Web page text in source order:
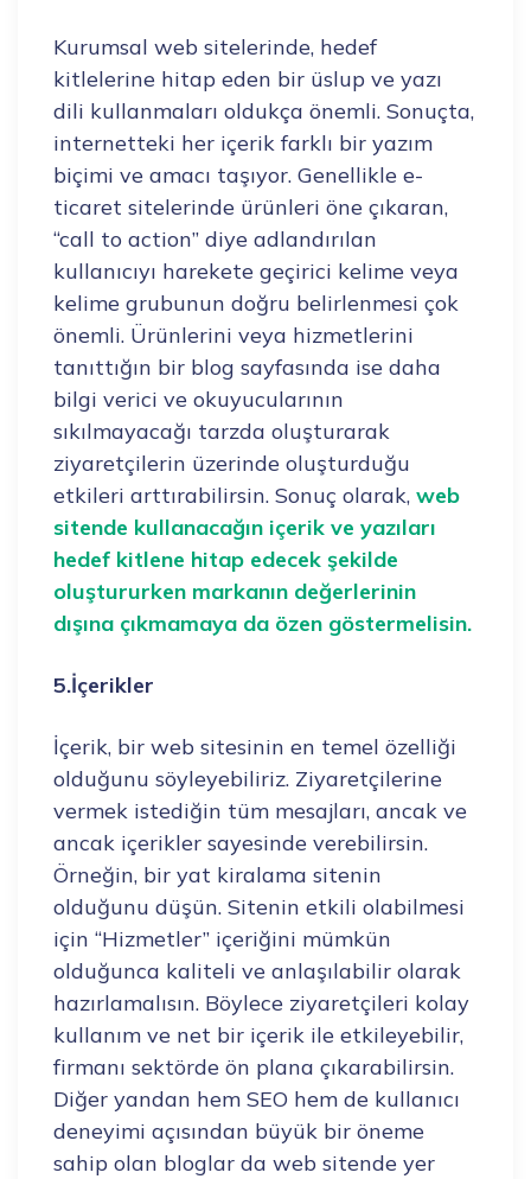
Kurumsal web sitelerinde, hedef
kitlelerine hitap eden bir üslup ve yazı
dili kullanmaları oldukça önemli. Sonuçta,
internetteki her içerik farklı bir yazım
biçimi ve amacı taşıyor. Genellikle e-
ticaret sitelerinde ürünleri öne çıkaran,
“call to action” diye adlandırılan
kullanıcıyı harekete geçirici kelime veya
kelime grubunun doğru belirlenmesi çok
önemli. Ürünlerini veya hizmetlerini
tanıttığın bir blog sayfasında ise daha
bilgi verici ve okuyucularının
sıkılmayacağı tarzda oluşturarak
ziyaretçilerin üzerinde oluşturduğu
etkileri arttırabilirsin. Sonuç olarak, web
sitende kullanacağın içerik ve yazıları
hedef kitlene hitap edecek şekilde
oluştururken markanın değerlerinin
dışına çıkmamaya da özen göstermelisin.
5.İçerikler
İçerik, bir web sitesinin en temel özelliği
olduğunu söyleyebiliriz. Ziyaretçilerine
vermek istediğin tüm mesajları, ancak ve
ancak içerikler sayesinde verebilirsin.
Örneğin, bir yat kiralama sitenin
olduğunu düşün. Sitenin etkili olabilmesi
için “Hizmetler” içeriğini mümkün
olduğunca kaliteli ve anlaşılabilir olarak
hazırlamalısın. Böylece ziyaretçileri kolay
kullanım ve net bir içerik ile etkileyebilir,
firmanı sektörde ön plana çıkarabilirsin.
Diğer yandan hem SEO hem de kullanıcı
deneyimi açısından büyük bir öneme
sahip olan bloglar da web sitende yer